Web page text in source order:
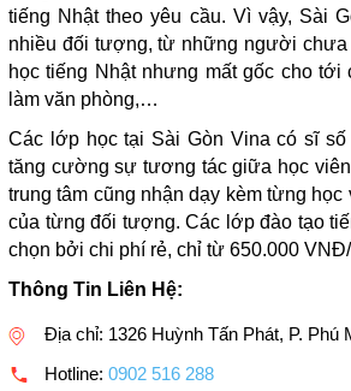
tiếng Nhật theo yêu cầu. Vì vậy, Sài
nhiều đối tượng, từ những người
học tiếng Nhật nhưng mất gốc cho
làm văn phòng,…
Các lớp học tại Sài Gòn Vina có sĩ
tăng cường sự tương tác giữa học
trung tâm cũng nhận dạy kèm từng
của từng đối tượng. Các lớp đào tạo
chọn bởi chi phí rẻ, chỉ từ 650.000
Thông Tin Liên Hệ:
Địa chỉ: 1326 Huỳnh Tấn Phát, P. Phú
Hotline: 0902 516 288